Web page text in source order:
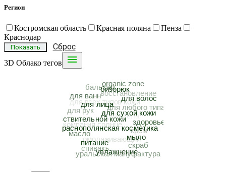
Регион
Костромская область Красная поляна
Пенза
Краснодар
Сброс
3D Облако тегов 